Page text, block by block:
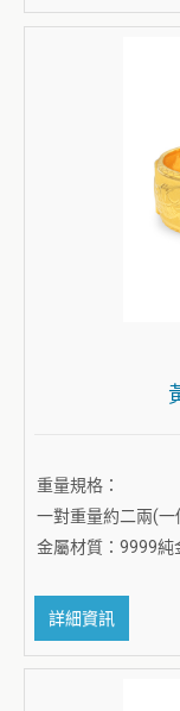
重量規格：
一對重量約二兩(一
金屬材質：9999純
詳細資訊